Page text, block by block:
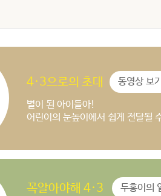
4·3으로의 초대
동영상 보기
별이 된 아이들아!
어린이의 눈높이에서 쉽게 전달될
꼭알아야해 4·3
두홍이의